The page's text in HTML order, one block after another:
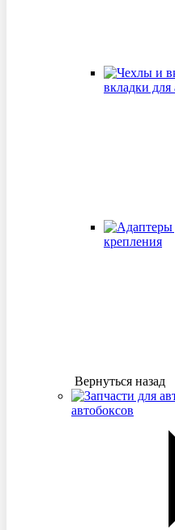
вкладки для
крепления
Вернуться назад
автобоксов